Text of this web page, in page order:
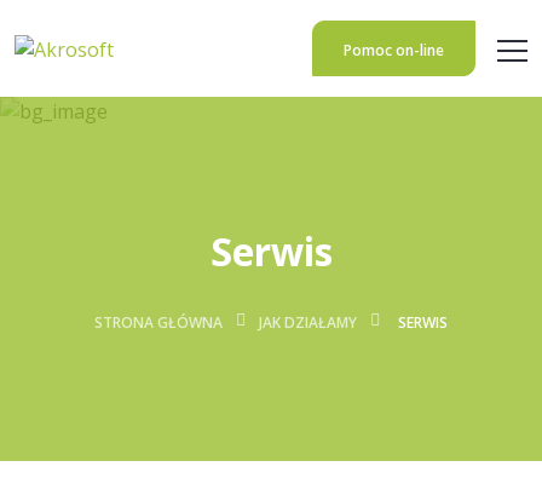
Pomoc on-line
Serwis
STRONA GŁÓWNA JAK DZIAŁAMY SERWIS